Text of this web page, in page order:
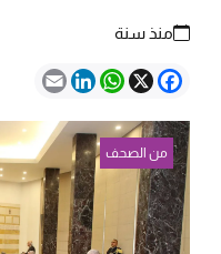
منذ سنة
Facebook
X
WhatsApp
LinkedIn
Email
من الصحف